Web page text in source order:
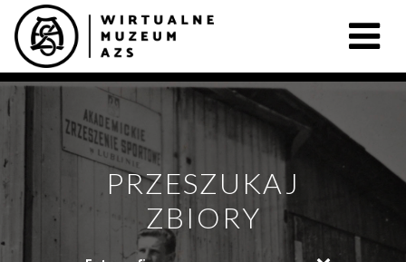
PRZESZUKAJ
ZBIORY